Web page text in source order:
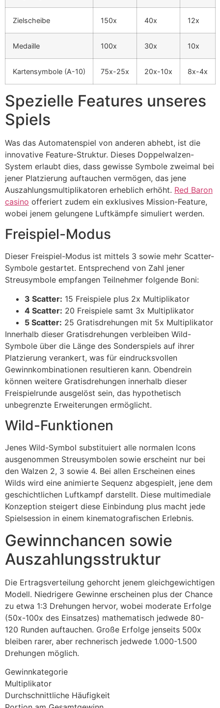
Panel
oku
Panel
panel
Oku
panel
panel
panel
panel
panel
Hacklink
satın al
panel
panel
panel
panel
panel
panel
panel
panel
panel
panel
Zielscheibe 150x 40x 12x
Medaille 100x 30x 10x
Kartensymbole (A-10) 75x-25x 20x-10x 8x-4x
Spezielle Features unseres
Spiels
Was das Automatenspiel von anderen abhebt, ist die
innovative Feature-Struktur. Dieses Doppelwalzen-
System erlaubt dies, dass gewisse Symbole zweimal bei
jener Platzierung auftauchen vermögen, das jene
Auszahlungsmultiplikatoren erheblich erhöht. Red Baron
casino offeriert zudem ein exklusives Mission-Feature,
wobei jenem gelungene Luftkämpfe simuliert werden.
Freispiel-Modus
Dieser Freispiel-Modus ist mittels 3 sowie mehr Scatter-
Symbole gestartet. Entsprechend von Zahl jener
Streusymbole empfangen Teilnehmer folgende Boni:
3 Scatter: 15 Freispiele plus 2x Multiplikator
4 Scatter: 20 Freispiele samt 3x Multiplikator
5 Scatter: 25 Gratisdrehungen mit 5x Multiplikator
Innerhalb dieser Gratisdrehungen verbleiben Wild-
Symbole über die Länge des Sonderspiels auf ihrer
Platzierung verankert, was für eindrucksvollen
Gewinnkombinationen resultieren kann. Obendrein
können weitere Gratisdrehungen innerhalb dieser
Freispielrunde ausgelöst sein, das hypothetisch
unbegrenzte Erweiterungen ermöglicht.
Wild-Funktionen
Jenes Wild-Symbol substituiert alle normalen Icons
ausgenommen Streusymbolen sowie erscheint nur bei
den Walzen 2, 3 sowie 4. Bei allen Erscheinen eines
Wilds wird eine animierte Sequenz abgespielt, jene dem
geschichtlichen Luftkampf darstellt. Diese multimediale
Konzeption steigert diese Einbindung plus macht jede
Spielsession in einem kinematografischen Erlebnis.
Gewinnchancen sowie
Auszahlungsstruktur
Die Ertragsverteilung gehorcht jenem gleichgewichtigen
Modell. Niedrigere Gewinne erscheinen plus der Chance
zu etwa 1:3 Drehungen hervor, wobei moderate Erfolge
(50x-100x des Einsatzes) mathematisch jedwede 80-
120 Runden auftauchen. Große Erfolge jenseits 500x
bleiben rarer, aber rechnerisch jedwede 1.000-1.500
Drehungen möglich.
Gewinnkategorie
Multiplikator
Durchschnittliche Häufigkeit